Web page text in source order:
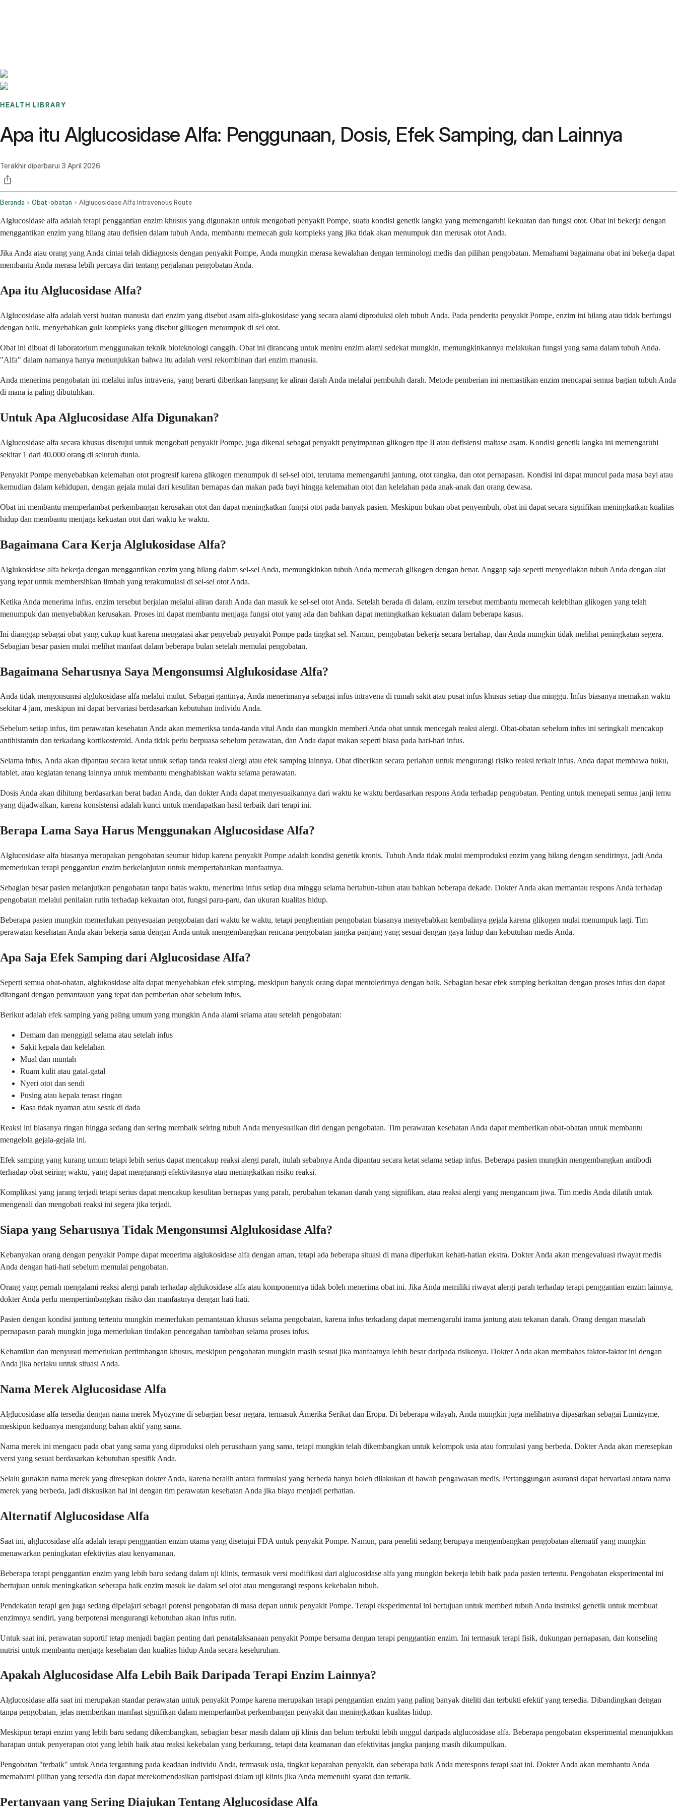
HEALTH LIBRARY
Apa itu Alglucosidase Alfa: Penggunaan, Dosis, Efek Samping, dan Lainnya
Terakhir diperbarui 3 April 2026
Beranda Obat-obatan Alglucosidase Alfa Intravenous Route
Alglucosidase alfa adalah terapi penggantian enzim khusus yang digunakan untuk mengobati penyakit Pompe, suatu kondisi genetik langka yang memengaruhi kekuatan dan fungsi otot. Obat ini bekerja dengan
menggantikan enzim yang hilang atau defisien dalam tubuh Anda, membantu memecah gula kompleks yang jika tidak akan menumpuk dan merusak otot Anda.
Jika Anda atau orang yang Anda cintai telah didiagnosis dengan penyakit Pompe, Anda mungkin merasa kewalahan dengan terminologi medis dan pilihan pengobatan. Memahami bagaimana obat ini bekerja dapat
membantu Anda merasa lebih percaya diri tentang perjalanan pengobatan Anda.
Apa itu Alglucosidase Alfa?
Alglucosidase alfa adalah versi buatan manusia dari enzim yang disebut asam alfa-glukosidase yang secara alami diproduksi oleh tubuh Anda. Pada penderita penyakit Pompe, enzim ini hilang atau tidak berfungsi
dengan baik, menyebabkan gula kompleks yang disebut glikogen menumpuk di sel otot.
Obat ini dibuat di laboratorium menggunakan teknik bioteknologi canggih. Obat ini dirancang untuk meniru enzim alami sedekat mungkin, memungkinkannya melakukan fungsi yang sama dalam tubuh Anda.
"Alfa" dalam namanya hanya menunjukkan bahwa itu adalah versi rekombinan dari enzim manusia.
Anda menerima pengobatan ini melalui infus intravena, yang berarti diberikan langsung ke aliran darah Anda melalui pembuluh darah. Metode pemberian ini memastikan enzim mencapai semua bagian tubuh Anda
di mana ia paling dibutuhkan.
Untuk Apa Alglucosidase Alfa Digunakan?
Alglucosidase alfa secara khusus disetujui untuk mengobati penyakit Pompe, juga dikenal sebagai penyakit penyimpanan glikogen tipe II atau defisiensi maltase asam. Kondisi genetik langka ini memengaruhi
sekitar 1 dari 40.000 orang di seluruh dunia.
Penyakit Pompe menyebabkan kelemahan otot progresif karena glikogen menumpuk di sel-sel otot, terutama memengaruhi jantung, otot rangka, dan otot pernapasan. Kondisi ini dapat muncul pada masa bayi atau
kemudian dalam kehidupan, dengan gejala mulai dari kesulitan bernapas dan makan pada bayi hingga kelemahan otot dan kelelahan pada anak-anak dan orang dewasa.
Obat ini membantu memperlambat perkembangan kerusakan otot dan dapat meningkatkan fungsi otot pada banyak pasien. Meskipun bukan obat penyembuh, obat ini dapat secara signifikan meningkatkan kualitas
hidup dan membantu menjaga kekuatan otot dari waktu ke waktu.
Bagaimana Cara Kerja Alglukosidase Alfa?
Alglukosidase alfa bekerja dengan menggantikan enzim yang hilang dalam sel-sel Anda, memungkinkan tubuh Anda memecah glikogen dengan benar. Anggap saja seperti menyediakan tubuh Anda dengan alat
yang tepat untuk membersihkan limbah yang terakumulasi di sel-sel otot Anda.
Ketika Anda menerima infus, enzim tersebut berjalan melalui aliran darah Anda dan masuk ke sel-sel otot Anda. Setelah berada di dalam, enzim tersebut membantu memecah kelebihan glikogen yang telah
menumpuk dan menyebabkan kerusakan. Proses ini dapat membantu menjaga fungsi otot yang ada dan bahkan dapat meningkatkan kekuatan dalam beberapa kasus.
Ini dianggap sebagai obat yang cukup kuat karena mengatasi akar penyebab penyakit Pompe pada tingkat sel. Namun, pengobatan bekerja secara bertahap, dan Anda mungkin tidak melihat peningkatan segera.
Sebagian besar pasien mulai melihat manfaat dalam beberapa bulan setelah memulai pengobatan.
Bagaimana Seharusnya Saya Mengonsumsi Alglukosidase Alfa?
Anda tidak mengonsumsi alglukosidase alfa melalui mulut. Sebagai gantinya, Anda menerimanya sebagai infus intravena di rumah sakit atau pusat infus khusus setiap dua minggu. Infus biasanya memakan waktu
sekitar 4 jam, meskipun ini dapat bervariasi berdasarkan kebutuhan individu Anda.
Sebelum setiap infus, tim perawatan kesehatan Anda akan memeriksa tanda-tanda vital Anda dan mungkin memberi Anda obat untuk mencegah reaksi alergi. Obat-obatan sebelum infus ini seringkali mencakup
antihistamin dan terkadang kortikosteroid. Anda tidak perlu berpuasa sebelum perawatan, dan Anda dapat makan seperti biasa pada hari-hari infus.
Selama infus, Anda akan dipantau secara ketat untuk setiap tanda reaksi alergi atau efek samping lainnya. Obat diberikan secara perlahan untuk mengurangi risiko reaksi terkait infus. Anda dapat membawa buku,
tablet, atau kegiatan tenang lainnya untuk membantu menghabiskan waktu selama perawatan.
Dosis Anda akan dihitung berdasarkan berat badan Anda, dan dokter Anda dapat menyesuaikannya dari waktu ke waktu berdasarkan respons Anda terhadap pengobatan. Penting untuk menepati semua janji temu
yang dijadwalkan, karena konsistensi adalah kunci untuk mendapatkan hasil terbaik dari terapi ini.
Berapa Lama Saya Harus Menggunakan Alglucosidase Alfa?
Alglucosidase alfa biasanya merupakan pengobatan seumur hidup karena penyakit Pompe adalah kondisi genetik kronis. Tubuh Anda tidak mulai memproduksi enzim yang hilang dengan sendirinya, jadi Anda
memerlukan terapi penggantian enzim berkelanjutan untuk mempertahankan manfaatnya.
Sebagian besar pasien melanjutkan pengobatan tanpa batas waktu, menerima infus setiap dua minggu selama bertahun-tahun atau bahkan beberapa dekade. Dokter Anda akan memantau respons Anda terhadap
pengobatan melalui penilaian rutin terhadap kekuatan otot, fungsi paru-paru, dan ukuran kualitas hidup.
Beberapa pasien mungkin memerlukan penyesuaian pengobatan dari waktu ke waktu, tetapi penghentian pengobatan biasanya menyebabkan kembalinya gejala karena glikogen mulai menumpuk lagi. Tim
perawatan kesehatan Anda akan bekerja sama dengan Anda untuk mengembangkan rencana pengobatan jangka panjang yang sesuai dengan gaya hidup dan kebutuhan medis Anda.
Apa Saja Efek Samping dari Alglucosidase Alfa?
Seperti semua obat-obatan, alglukosidase alfa dapat menyebabkan efek samping, meskipun banyak orang dapat mentolerirnya dengan baik. Sebagian besar efek samping berkaitan dengan proses infus dan dapat
ditangani dengan pemantauan yang tepat dan pemberian obat sebelum infus.
Berikut adalah efek samping yang paling umum yang mungkin Anda alami selama atau setelah pengobatan:
Demam dan menggigil selama atau setelah infus
Sakit kepala dan kelelahan
Mual dan muntah
Ruam kulit atau gatal-gatal
Nyeri otot dan sendi
Pusing atau kepala terasa ringan
Rasa tidak nyaman atau sesak di dada
Reaksi ini biasanya ringan hingga sedang dan sering membaik seiring tubuh Anda menyesuaikan diri dengan pengobatan. Tim perawatan kesehatan Anda dapat memberikan obat-obatan untuk membantu
mengelola gejala-gejala ini.
Efek samping yang kurang umum tetapi lebih serius dapat mencakup reaksi alergi parah, itulah sebabnya Anda dipantau secara ketat selama setiap infus. Beberapa pasien mungkin mengembangkan antibodi
terhadap obat seiring waktu, yang dapat mengurangi efektivitasnya atau meningkatkan risiko reaksi.
Komplikasi yang jarang terjadi tetapi serius dapat mencakup kesulitan bernapas yang parah, perubahan tekanan darah yang signifikan, atau reaksi alergi yang mengancam jiwa. Tim medis Anda dilatih untuk
mengenali dan mengobati reaksi ini segera jika terjadi.
Siapa yang Seharusnya Tidak Mengonsumsi Alglukosidase Alfa?
Kebanyakan orang dengan penyakit Pompe dapat menerima alglukosidase alfa dengan aman, tetapi ada beberapa situasi di mana diperlukan kehati-hatian ekstra. Dokter Anda akan mengevaluasi riwayat medis
Anda dengan hati-hati sebelum memulai pengobatan.
Orang yang pernah mengalami reaksi alergi parah terhadap alglukosidase alfa atau komponennya tidak boleh menerima obat ini. Jika Anda memiliki riwayat alergi parah terhadap terapi penggantian enzim lainnya,
dokter Anda perlu mempertimbangkan risiko dan manfaatnya dengan hati-hati.
Pasien dengan kondisi jantung tertentu mungkin memerlukan pemantauan khusus selama pengobatan, karena infus terkadang dapat memengaruhi irama jantung atau tekanan darah. Orang dengan masalah
pernapasan parah mungkin juga memerlukan tindakan pencegahan tambahan selama proses infus.
Kehamilan dan menyusui memerlukan pertimbangan khusus, meskipun pengobatan mungkin masih sesuai jika manfaatnya lebih besar daripada risikonya. Dokter Anda akan membahas faktor-faktor ini dengan
Anda jika berlaku untuk situasi Anda.
Nama Merek Alglucosidase Alfa
Alglucosidase alfa tersedia dengan nama merek Myozyme di sebagian besar negara, termasuk Amerika Serikat dan Eropa. Di beberapa wilayah, Anda mungkin juga melihatnya dipasarkan sebagai Lumizyme,
meskipun keduanya mengandung bahan aktif yang sama.
Nama merek ini mengacu pada obat yang sama yang diproduksi oleh perusahaan yang sama, tetapi mungkin telah dikembangkan untuk kelompok usia atau formulasi yang berbeda. Dokter Anda akan meresepkan
versi yang sesuai berdasarkan kebutuhan spesifik Anda.
Selalu gunakan nama merek yang diresepkan dokter Anda, karena beralih antara formulasi yang berbeda hanya boleh dilakukan di bawah pengawasan medis. Pertanggungan asuransi dapat bervariasi antara nama
merek yang berbeda, jadi diskusikan hal ini dengan tim perawatan kesehatan Anda jika biaya menjadi perhatian.
Alternatif Alglucosidase Alfa
Saat ini, alglucosidase alfa adalah terapi penggantian enzim utama yang disetujui FDA untuk penyakit Pompe. Namun, para peneliti sedang berupaya mengembangkan pengobatan alternatif yang mungkin
menawarkan peningkatan efektivitas atau kenyamanan.
Beberapa terapi penggantian enzim yang lebih baru sedang dalam uji klinis, termasuk versi modifikasi dari alglucosidase alfa yang mungkin bekerja lebih baik pada pasien tertentu. Pengobatan eksperimental ini
bertujuan untuk meningkatkan seberapa baik enzim masuk ke dalam sel otot atau mengurangi respons kekebalan tubuh.
Pendekatan terapi gen juga sedang dipelajari sebagai potensi pengobatan di masa depan untuk penyakit Pompe. Terapi eksperimental ini bertujuan untuk memberi tubuh Anda instruksi genetik untuk membuat
enzimnya sendiri, yang berpotensi mengurangi kebutuhan akan infus rutin.
Untuk saat ini, perawatan suportif tetap menjadi bagian penting dari penatalaksanaan penyakit Pompe bersama dengan terapi penggantian enzim. Ini termasuk terapi fisik, dukungan pernapasan, dan konseling
nutrisi untuk membantu menjaga kesehatan dan kualitas hidup Anda secara keseluruhan.
Apakah Alglucosidase Alfa Lebih Baik Daripada Terapi Enzim Lainnya?
Alglucosidase alfa saat ini merupakan standar perawatan untuk penyakit Pompe karena merupakan terapi penggantian enzim yang paling banyak diteliti dan terbukti efektif yang tersedia. Dibandingkan dengan
tanpa pengobatan, jelas memberikan manfaat signifikan dalam memperlambat perkembangan penyakit dan meningkatkan kualitas hidup.
Meskipun terapi enzim yang lebih baru sedang dikembangkan, sebagian besar masih dalam uji klinis dan belum terbukti lebih unggul daripada alglucosidase alfa. Beberapa pengobatan eksperimental menunjukkan
harapan untuk penyerapan otot yang lebih baik atau reaksi kekebalan yang berkurang, tetapi data keamanan dan efektivitas jangka panjang masih dikumpulkan.
Pengobatan "terbaik" untuk Anda tergantung pada keadaan individu Anda, termasuk usia, tingkat keparahan penyakit, dan seberapa baik Anda merespons terapi saat ini. Dokter Anda akan membantu Anda
memahami pilihan yang tersedia dan dapat merekomendasikan partisipasi dalam uji klinis jika Anda memenuhi syarat dan tertarik.
Pertanyaan yang Sering Diajukan Tentang Alglucosidase Alfa